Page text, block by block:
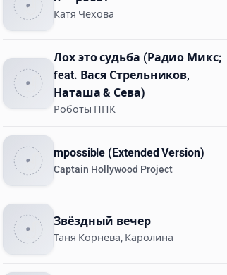
Катя Чехова
Лох это судьба (Радио Микс;
feat. Вася Стрельников,
Наташа & Сева)
Роботы ППК
mpossible (Extended Version)
Captain Hollywood Project
Звёздный вечер
Таня Корнева, Каролина